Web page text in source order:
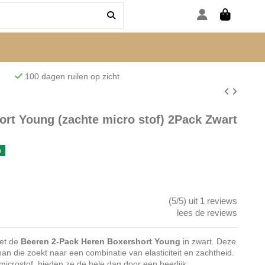
100 dagen ruilen op zicht
Young (zachte micro stof) 2Pack Zwart
(5/5) uit 1 reviews
lees de reviews
de Beeren 2-Pack Heren Boxershort Young in zwart. Deze
die zoekt naar een combinatie van elasticiteit en zachtheid.